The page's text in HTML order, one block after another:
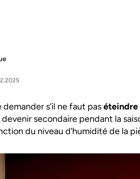
demander s’il ne faut paséteindre
secondaire pendant la
du niveau d’humidité de la